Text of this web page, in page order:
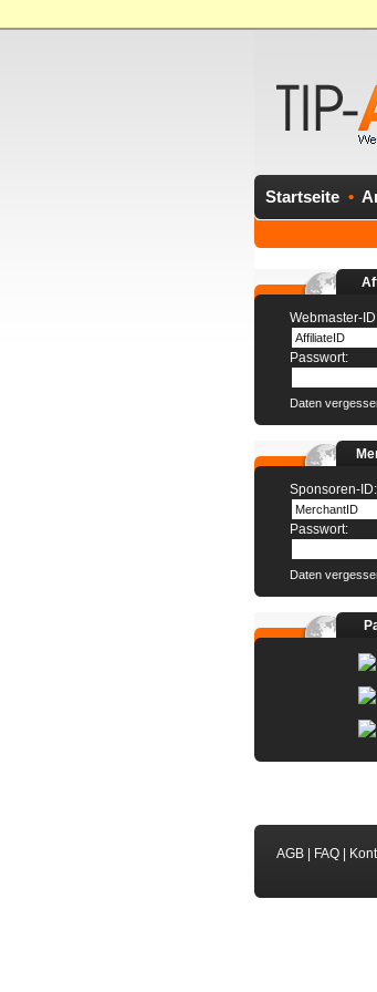
Startseite •
Webmaster-
Passwort:
Daten
Sponsoren-ID:
Passwort:
Daten
AGB FAQ